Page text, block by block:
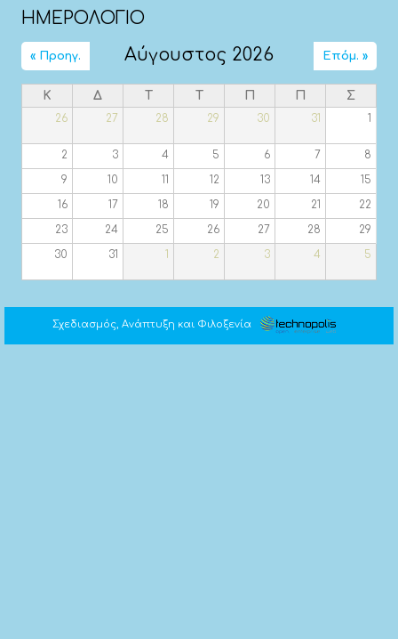
ΗΜΕΡΟΛΟΓΙΟ
Αύγουστος 2026
« Προηγ. Επόμ. »
Κ Δ Τ Τ Π Π Σ
26 27 28 29 30 31 1
2 3 4 5 6 7 8
9 10 11 12 13 14 15
16 17 18 19 20 21 22
23 24 25 26 27 28 29
30 31 1 2 3 4 5
Σχεδιασμός, Ανάπτυξη και Φιλοξενία